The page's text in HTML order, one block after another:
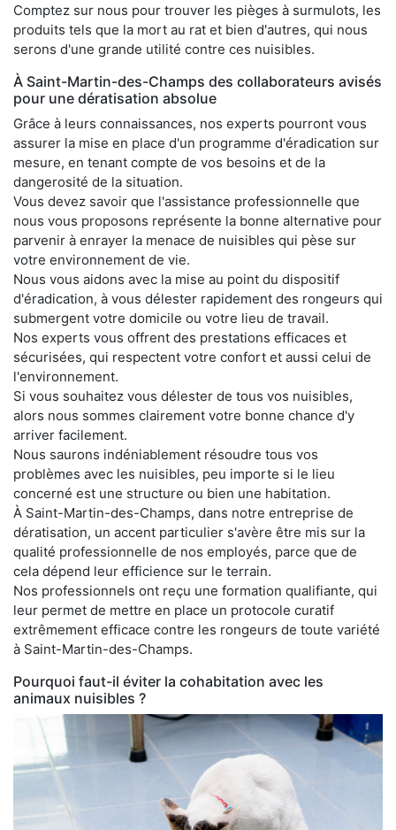
Comptez sur nous pour trouver les pièges à surmulots, les
produits tels que la mort au rat et bien d'autres, qui nous
serons d'une grande utilité contre ces nuisibles.
À Saint-Martin-des-Champs des collaborateurs avisés
pour une dératisation absolue
Grâce à leurs connaissances, nos experts pourront vous
assurer la mise en place d'un programme d'éradication sur
mesure, en tenant compte de vos besoins et de la
dangerosité de la situation.
Vous devez savoir que l'assistance professionnelle que
nous vous proposons représente la bonne alternative pour
parvenir à enrayer la menace de nuisibles qui pèse sur
votre environnement de vie.
Nous vous aidons avec la mise au point du dispositif
d'éradication, à vous délester rapidement des rongeurs qui
submergent votre domicile ou votre lieu de travail.
Nos experts vous offrent des prestations efficaces et
sécurisées, qui respectent votre confort et aussi celui de
l'environnement.
Si vous souhaitez vous délester de tous vos nuisibles,
alors nous sommes clairement votre bonne chance d'y
arriver facilement.
Nous saurons indéniablement résoudre tous vos
problèmes avec les nuisibles, peu importe si le lieu
concerné est une structure ou bien une habitation.
À Saint-Martin-des-Champs, dans notre entreprise de
dératisation, un accent particulier s'avère être mis sur la
qualité professionnelle de nos employés, parce que de
cela dépend leur efficience sur le terrain.
Nos professionnels ont reçu une formation qualifiante, qui
leur permet de mettre en place un protocole curatif
extrêmement efficace contre les rongeurs de toute variété
à Saint-Martin-des-Champs.
Pourquoi faut-il éviter la cohabitation avec les
animaux nuisibles ?